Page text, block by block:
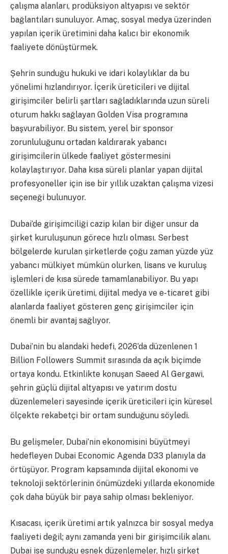
çalışma alanları, prodüksiyon altyapısı ve sektör
bağlantıları sunuluyor. Amaç, sosyal medya üzerinden
yapılan içerik üretimini daha kalıcı bir ekonomik
faaliyete dönüştürmek.
Şehrin sunduğu hukuki ve idari kolaylıklar da bu
yönelimi hızlandırıyor. İçerik üreticileri ve dijital
girişimciler belirli şartları sağladıklarında uzun süreli
oturum hakkı sağlayan Golden Visa programına
başvurabiliyor. Bu sistem, yerel bir sponsor
zorunluluğunu ortadan kaldırarak yabancı
girişimcilerin ülkede faaliyet göstermesini
kolaylaştırıyor. Daha kısa süreli planlar yapan dijital
profesyoneller için ise bir yıllık uzaktan çalışma vizesi
seçeneği bulunuyor.
Dubai’de girişimciliği cazip kılan bir diğer unsur da
şirket kuruluşunun görece hızlı olması. Serbest
bölgelerde kurulan şirketlerde çoğu zaman yüzde yüz
yabancı mülkiyet mümkün olurken, lisans ve kuruluş
işlemleri de kısa sürede tamamlanabiliyor. Bu yapı
özellikle içerik üretimi, dijital medya ve e-ticaret gibi
alanlarda faaliyet gösteren genç girişimciler için
önemli bir avantaj sağlıyor.
Dubai’nin bu alandaki hedefi, 2026’da düzenlenen 1
Billion Followers Summit sırasında da açık biçimde
ortaya kondu. Etkinlikte konuşan Saeed Al Gergawi,
şehrin güçlü dijital altyapısı ve yatırım dostu
düzenlemeleri sayesinde içerik üreticileri için küresel
ölçekte rekabetçi bir ortam sunduğunu söyledi.
Bu gelişmeler, Dubai’nin ekonomisini büyütmeyi
hedefleyen Dubai Economic Agenda D33 planıyla da
örtüşüyor. Program kapsamında dijital ekonomi ve
teknoloji sektörlerinin önümüzdeki yıllarda ekonomide
çok daha büyük bir paya sahip olması bekleniyor.
Kısacası, içerik üretimi artık yalnızca bir sosyal medya
faaliyeti değil; aynı zamanda yeni bir girişimcilik alanı.
Dubai ise sunduğu esnek düzenlemeler, hızlı şirket